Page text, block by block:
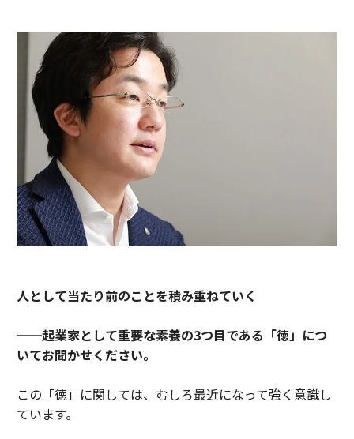
人として当たり前のことを積み重ねていく
──起業家として重要な素養の3つ目である「徳」につ
いてお聞かせください。
この「徳」に関しては、むしろ最近になって強く意識し
ています。